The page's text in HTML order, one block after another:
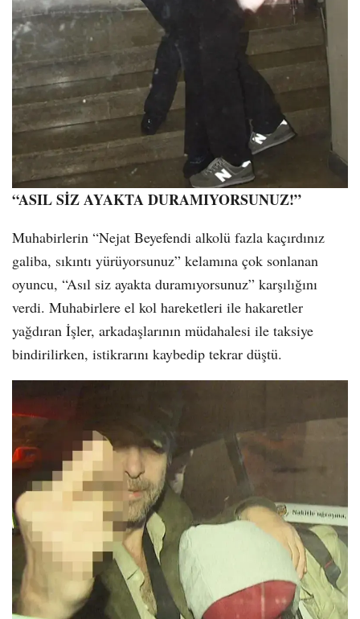
“ASIL SİZ AYAKTA DURAMIYORSUNUZ!”
Muhabirlerin “Nejat Beyefendi alkolü fazla kaçırdınız
galiba, sıkıntı yürüyorsunuz” kelamına çok sonlanan
oyuncu, “Asıl siz ayakta duramıyorsunuz” karşılığını
verdi. Muhabirlere el kol hareketleri ile hakaretler
yağdıran İşler, arkadaşlarının müdahalesi ile taksiye
bindirilirken, istikrarını kaybedip tekrar düştü.